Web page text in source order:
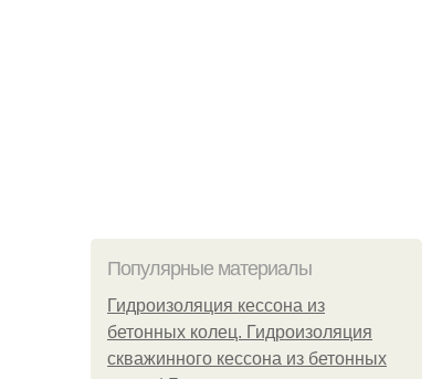
Популярные материалы
Гидроизоляция кессона из
бетонных колец. Гидроизоляция
скважинного кессона из бетонных